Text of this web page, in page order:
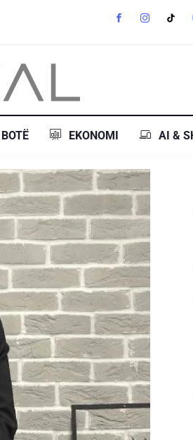
BOTË EKONOMI AI &